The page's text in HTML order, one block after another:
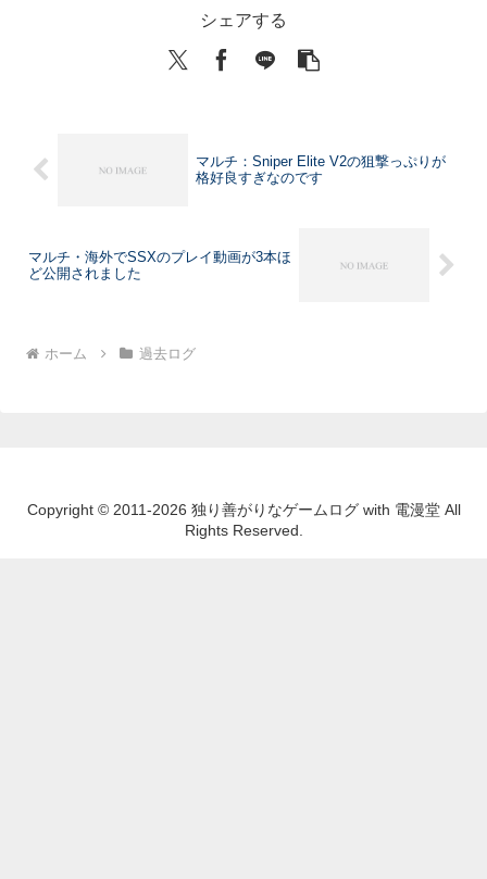
シェアする
マルチ：Sniper Elite V2の狙撃っぷりが
格好良すぎなのです
マルチ・海外でSSXのプレイ動画が3本ほ
ど公開されました
ホーム 過去ログ
Copyright © 2011-2026 独り善がりなゲームログ with 電漫堂 All
Rights Reserved.